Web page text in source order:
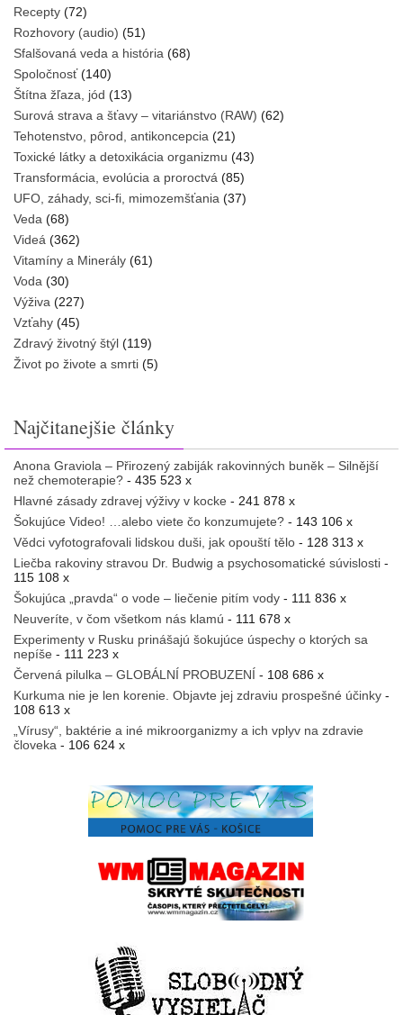
Recepty (72)
Rozhovory (audio) (51)
Sfalšovaná veda a história (68)
Spoločnosť(140)
Štítna žľaza, jód (13)
Surová strava a šťavy – vitariánstvo (RAW) (62)
Tehotenstvo, pôrod, antikoncepcia (21)
Toxické látky a detoxikácia organizmu (43)
Transformácia, evolúcia a proroctvá (85)
UFO, záhady, sci-fi, mimozemšťania (37)
Veda (68)
Videá (362)
Vitamíny a Minerály (61)
Voda (30)
Výživa (227)
Vzťahy (45)
Zdravý životný štýl (119)
Život po živote a smrti (5)
Najčitanejšie články
Anona Graviola – Přirozený zabiják rakovinných buněk – Silnější
než chemoterapie? - 435 523 x
Hlavné zásady zdravej výživy v kocke - 241 878 x
Šokujúce Video! …alebo viete čo konzumujete? - 143 106 x
Vědci vyfotografovali lidskou duši, jak opouští tělo - 128 313 x
Liečba rakoviny stravou Dr. Budwig a psychosomatické súvislosti -
115 108 x
Šokujúca „pravda“ o vode – liečenie pitím vody - 111 836 x
Neuveríte, v čom všetkom nás klamú - 111 678 x
Experimenty v Rusku prinášajú šokujúce úspechy o ktorých sa
nepíše - 111 223 x
Červená pilulka – GLOBÁLNÍ PROBUZENÍ - 108 686 x
Kurkuma nie je len korenie. Objavte jej zdraviu prospešné účinky -
108 613 x
„Vírusy“, baktérie a iné mikroorganizmy a ich vplyv na zdravie
človeka - 106 624 x